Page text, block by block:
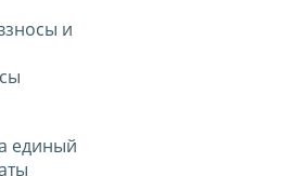
и
единый